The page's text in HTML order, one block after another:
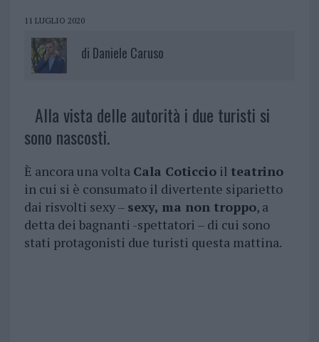
11 LUGLIO 2020
di Daniele Caruso
Alla vista delle autorità i due turisti si
sono nascosti.
È ancora una volta Cala Coticcioil teatrino
in cui si è consumato il divertente siparietto
dai risvolti sexy – sexy, ma non troppo, a
detta dei bagnanti -spettatori – di cui sono
stati protagonisti due turisti questa mattina.